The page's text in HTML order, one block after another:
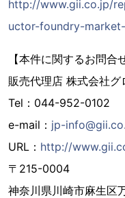
http://www.gii.co.jp/
uctor-foundry-
【本件に関するお問合
販売代理店 株式会社
Tel：044-952-0102
e-mail： jp-
URL： http://
〒215-0004
神奈川県川崎市麻生区